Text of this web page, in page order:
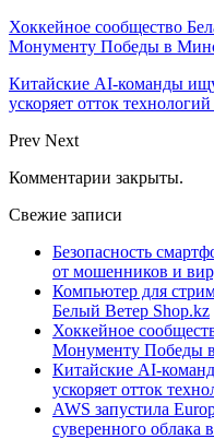
Хоккейное сообщество
Монументу Победы в
Китайские AI-команды
ускоряет отток
Prev Next
Комментарии закрыты.
Свежие записи
Безопасность
от мошенников и
Компьютер для
Белый Ветер Shop.kz
Хоккейное
Монументу Победы
Китайские AI-
ускоряет отток
AWS запустила
суверенного облака